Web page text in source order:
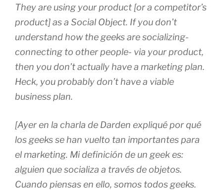
They are using your product [or a competitor’s
product] as a Social Object. If you don’t
understand how the geeks are socializing-
connecting to other people- via your product,
then you don’t actually have a marketing plan.
Heck, you probably don’t have a viable
business plan.
[Ayer en la charla de Darden expliqué por qué
los geeks se han vuelto tan importantes para
el marketing. Mi definición de un geek es:
alguien que socializa a través de objetos.
Cuando piensas en ello, somos todos geeks.